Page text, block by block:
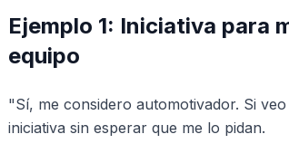
Ejemplo 1: Iniciativa para
equipo
"Sí, me considero automotivador. Si
iniciativa sin esperar que me lo pidan.